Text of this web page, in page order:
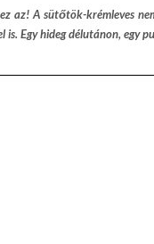
az! A sütőtök-krémleves
is. Egy hideg délutánon,